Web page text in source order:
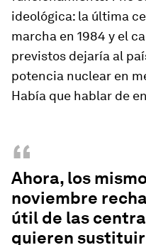
ideológica: la última
marcha en 1984 y el
previstos dejaría al
potencia nuclear en
Había que hablar de
“
Ahora, los
noviembre
útil de las
quieren